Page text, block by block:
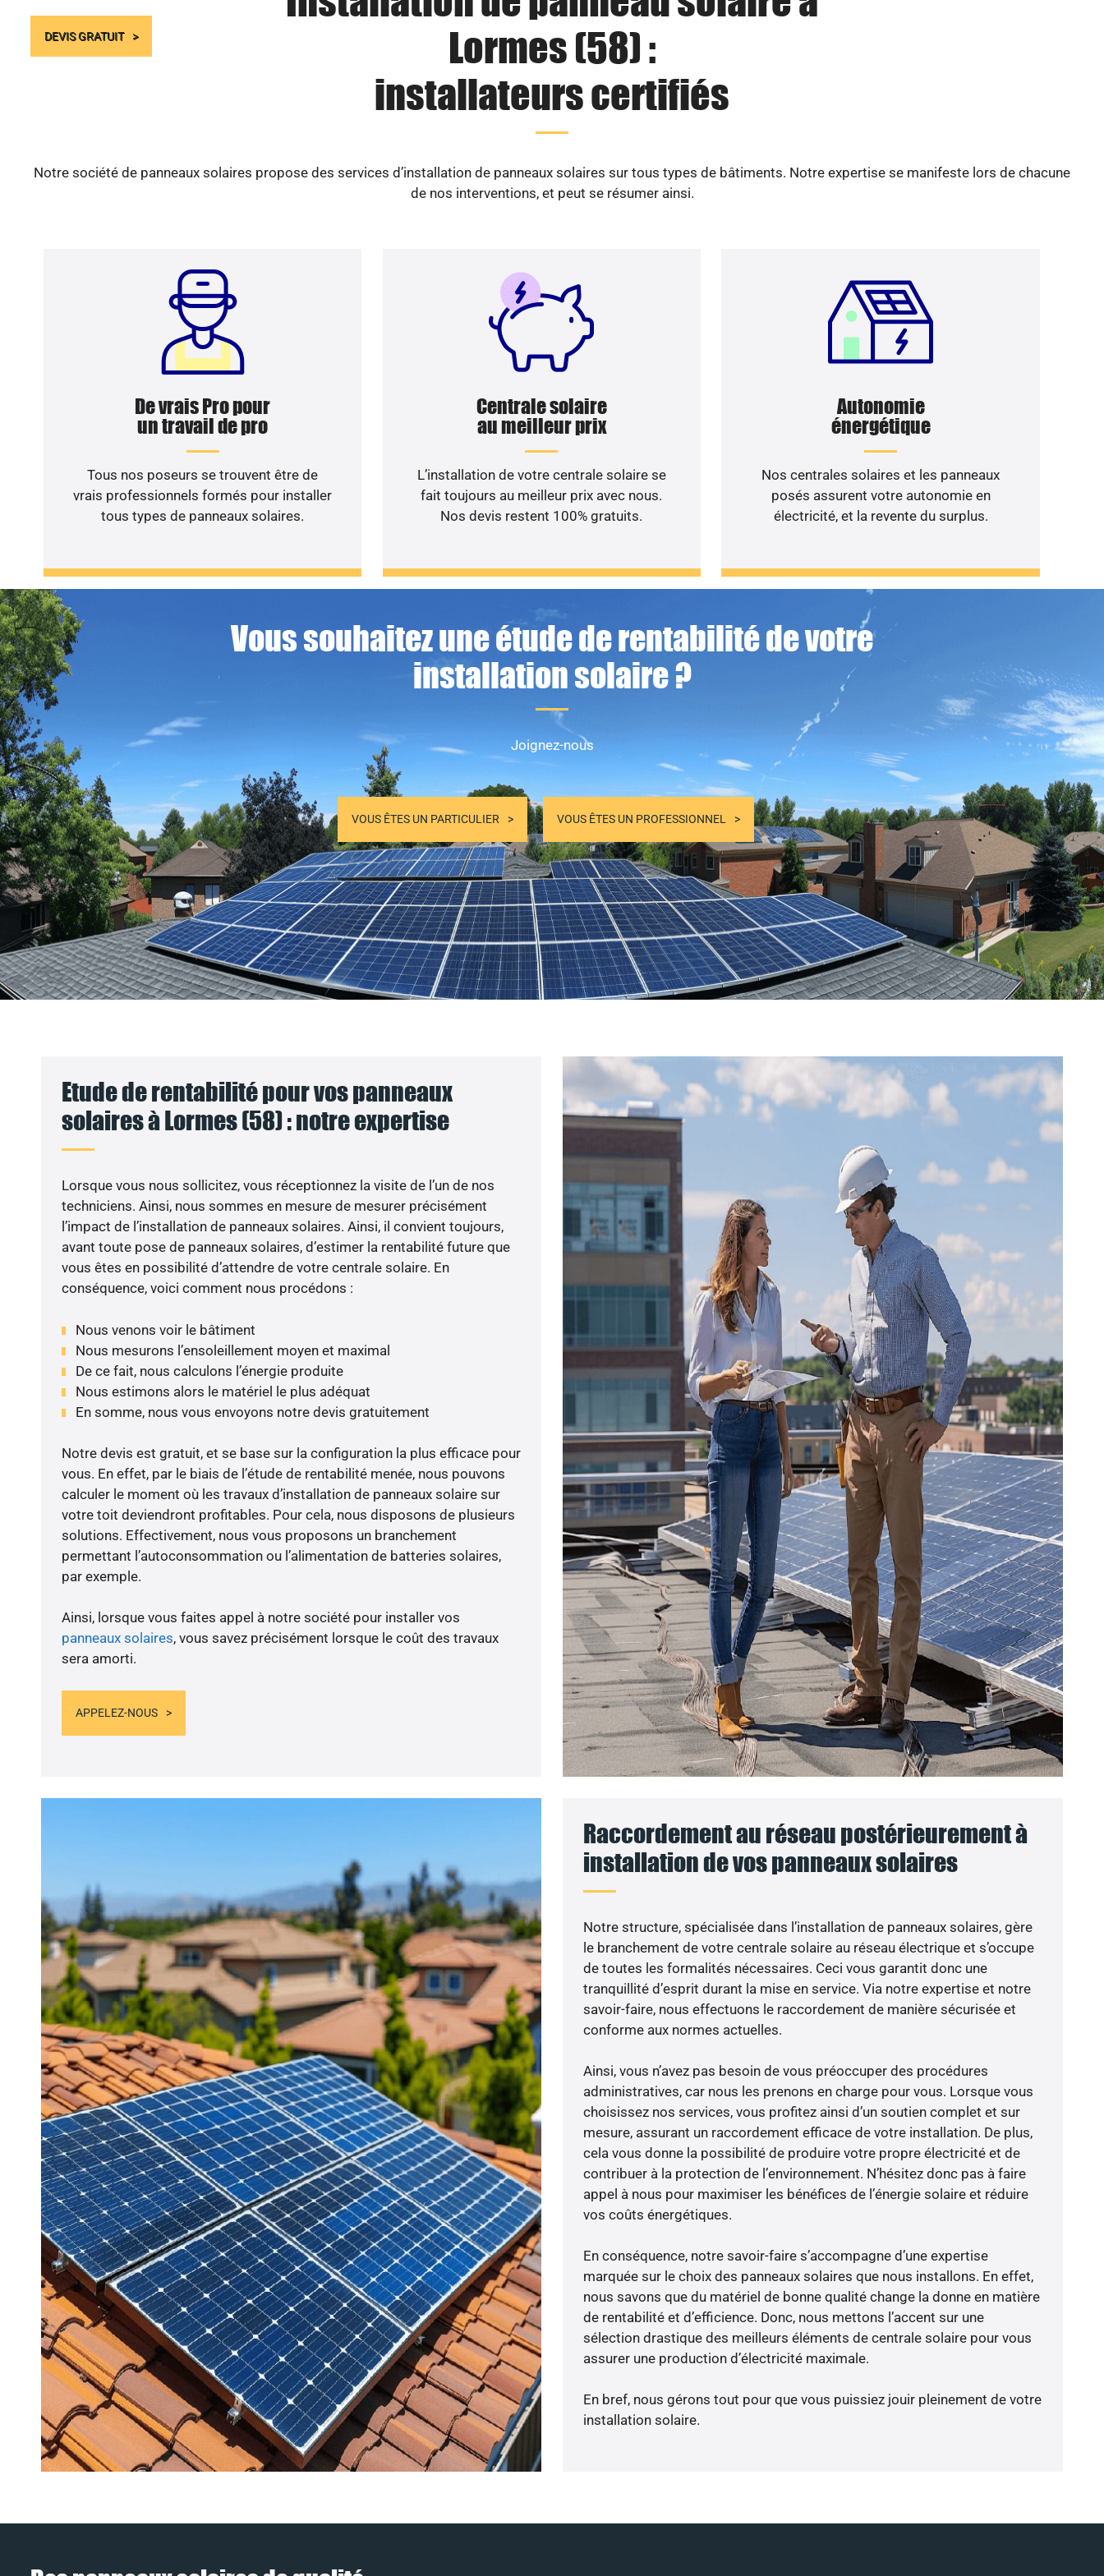
DEVIS GRATUIT
Lormes (58) :
installateurs certifiés
Notre société de panneaux solaires propose des services d’installation de panneaux solaires sur tous types de bâtiments. Notre expertise se manifeste lors de chacune
de nos interventions, et peut se résumer ainsi.
De vrais Pro pour
un travail de pro
Tous nos poseurs se trouvent être de
vrais professionnels formés pour installer
tous types de panneaux solaires.
Centrale solaire
au meilleur prix
L’installation de votre centrale solaire se
fait toujours au meilleur prix avec nous.
Nos devis restent 100% gratuits.
Autonomie
énergétique
Nos centrales solaires et les panneaux
posés assurent votre autonomie en
électricité, et la revente du surplus.
Vous souhaitez une étude de rentabilité de votre
installation solaire ?
Joignez-nous
VOUS ÊTES UN PARTICULIER VOUS ÊTES UN PROFESSIONNEL
Etude de rentabilité pour vos panneaux
solaires à Lormes (58) : notre expertise
Lorsque vous nous sollicitez, vous réceptionnez la visite de l’un de nos
techniciens. Ainsi, nous sommes en mesure de mesurer précisément
l’impact de l’installation de panneaux solaires. Ainsi, il convient toujours,
avant toute pose de panneaux solaires, d’estimer la rentabilité future que
vous êtes en possibilité d’attendre de votre centrale solaire. En
conséquence, voici comment nous procédons :
Nous venons voir le bâtiment
Nous mesurons l’ensoleillement moyen et maximal
De ce fait, nous calculons l’énergie produite
Nous estimons alors le matériel le plus adéquat
En somme, nous vous envoyons notre devis gratuitement
Notre devis est gratuit, et se base sur la configuration la plus efficace pour
vous. En effet, par le biais de l’étude de rentabilité menée, nous pouvons
calculer le moment où les travaux d’installation de panneaux solaire sur
votre toit deviendront profitables. Pour cela, nous disposons de plusieurs
solutions. Effectivement, nous vous proposons un branchement
permettant l’autoconsommation ou l’alimentation de batteries solaires,
par exemple.
Ainsi, lorsque vous faites appel à notre société pour installer vos
panneaux solaires, vous savez précisément lorsque le coût des travaux
sera amorti.
APPELEZ-NOUS
Raccordement au réseau postérieurement à
installation de vos panneaux solaires
Notre structure, spécialisée dans l’installation de panneaux solaires, gère
le branchement de votre centrale solaire au réseau électrique et s’occupe
de toutes les formalités nécessaires. Ceci vous garantit donc une
tranquillité d’esprit durant la mise en service. Via notre expertise et notre
savoir-faire, nous effectuons le raccordement de manière sécurisée et
conforme aux normes actuelles.
Ainsi, vous n’avez pas besoin de vous préoccuper des procédures
administratives, car nous les prenons en charge pour vous. Lorsque vous
choisissez nos services, vous profitez ainsi d’un soutien complet et sur
mesure, assurant un raccordement efficace de votre installation. De plus,
cela vous donne la possibilité de produire votre propre électricité et de
contribuer à la protection de l’environnement. N’hésitez donc pas à faire
appel à nous pour maximiser les bénéfices de l’énergie solaire et réduire
vos coûts énergétiques.
En conséquence, notre savoir-faire s’accompagne d’une expertise
marquée sur le choix des panneaux solaires que nous installons. En effet,
nous savons que du matériel de bonne qualité change la donne en matière
de rentabilité et d’efficience. Donc, nous mettons l’accent sur une
sélection drastique des meilleurs éléments de centrale solaire pour vous
assurer une production d’électricité maximale.
En bref, nous gérons tout pour que vous puissiez jouir pleinement de votre
installation solaire.